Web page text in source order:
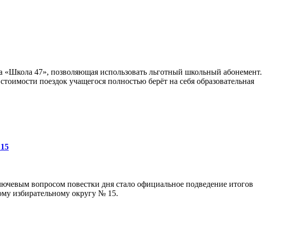
«Школа 47», позволяющая использовать льготный школьный абонемент.
поездок учащегося полностью берёт на себя образовательная
вопросом повестки дня стало официальное подведение итогов
избирательному округу № 15.